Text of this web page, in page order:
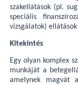
szakellátások (pl.
speciális
vizsgálatok)
Kitekintés
Egy olyan komplex
munkáját a
amelynek magvát